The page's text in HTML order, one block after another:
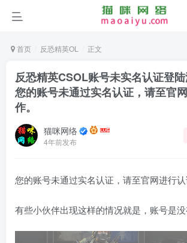
首页 反恐精英OL 正文
反恐精英CSOL账号未实名认证登陆
您的账号未通过实名认证，请至官
作。
猫咪网络
4年前发布
您的账号未通过实名认证，请至官网进行认
有些小伙伴出现这样的情况就是，账号是